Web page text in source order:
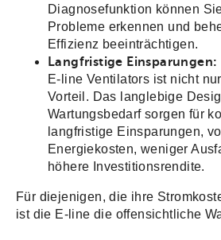
Diagnosefunktion können
Probleme erkennen und
Effizienz beeinträchtigen.
Langfristige Einsparungen:
E-line Ventilators ist nicht
Vorteil. Das langlebige
Wartungsbedarf sorgen für
langfristige Einsparungen,
Energiekosten, weniger
höhere Investitionsrendite.
Für diejenigen, die ihre
ist die E-line die offensichtliche